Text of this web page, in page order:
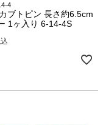
4
ブトピン 長さ約6.5cm
1ヶ入り 6-14-4S